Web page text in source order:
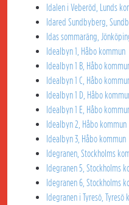
Idalen i Veberöd, Lunds
Idared Sundbyberg,
Idas sommaräng,
Idealbyn 1, Håbo kommun
Idealbyn 1 B, Håbo
Idealbyn 1 C, Håbo
Idealbyn 1 D, Håbo
Idealbyn 1 E, Håbo
Idealbyn 2, Håbo kommun
Idealbyn 3, Håbo kommun
Idegranen, Stockholms
Idegranen 5, Stockholms
Idegranen 6, Stockholms
Idegranen i Tyresö, Tyresö